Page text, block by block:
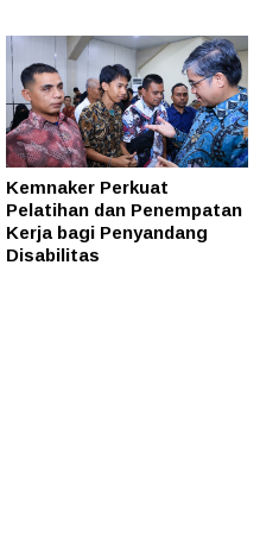
Kemnaker Perkuat
Pelatihan dan Penempatan
Kerja bagi Penyandang
Disabilitas